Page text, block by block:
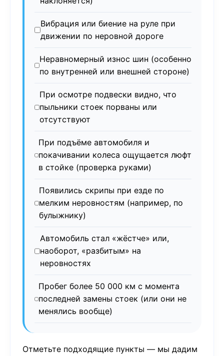
Вибрация или биение на руле при
движении по неровной дороге
Неравномерный износ шин (особенно
по внутренней или внешней стороне)
При осмотре подвески видно, что
пыльники стоек порваны или
отсутствуют
При подъёме автомобиля и
покачивании колеса ощущается люфт
в стойке (проверка руками)
Появились скрипы при езде по
мелким неровностям (например, по
булыжнику)
Автомобиль стал «жёстче» или,
наоборот, «разбитым» на
неровностях
Пробег более 50 000 км с момента
последней замены стоек (или они не
менялись вообще)
Отметьте подходящие пункты — мы дадим